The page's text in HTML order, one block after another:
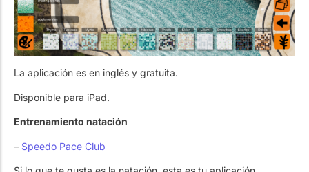
La aplicación es en inglés y gratuita.
Disponible para iPad.
Entrenamiento natación
– Speedo Pace Club